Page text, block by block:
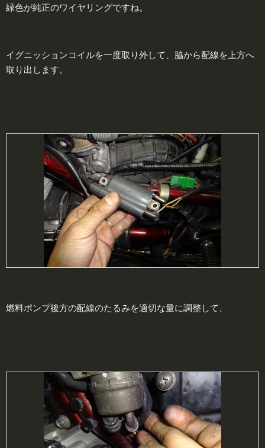
緑色が純正のワイヤリングですね。
イグニッションコイルを一度取り外して、脇から配線を上方へ
取り出します。
燃料ポンプ後方の配線のたるみを適切な量に調整して、